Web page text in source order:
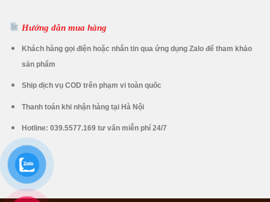
Hướng dẫn mua hàng
Khách hàng gọi điện hoặc nhắn tin qua ứng dụng Zalo để tham khảo
sản phẩm
Ship dịch vụ COD trên phạm vi toàn quốc
Thanh toán khi nhận hàng tại Hà Nội
Hotline: 039.5577.169 tư vấn miễn phí 24/7